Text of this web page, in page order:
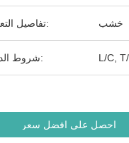
تفاصيل التعبئة: خشب
شروط الدفع:
احصل على افضل سعر